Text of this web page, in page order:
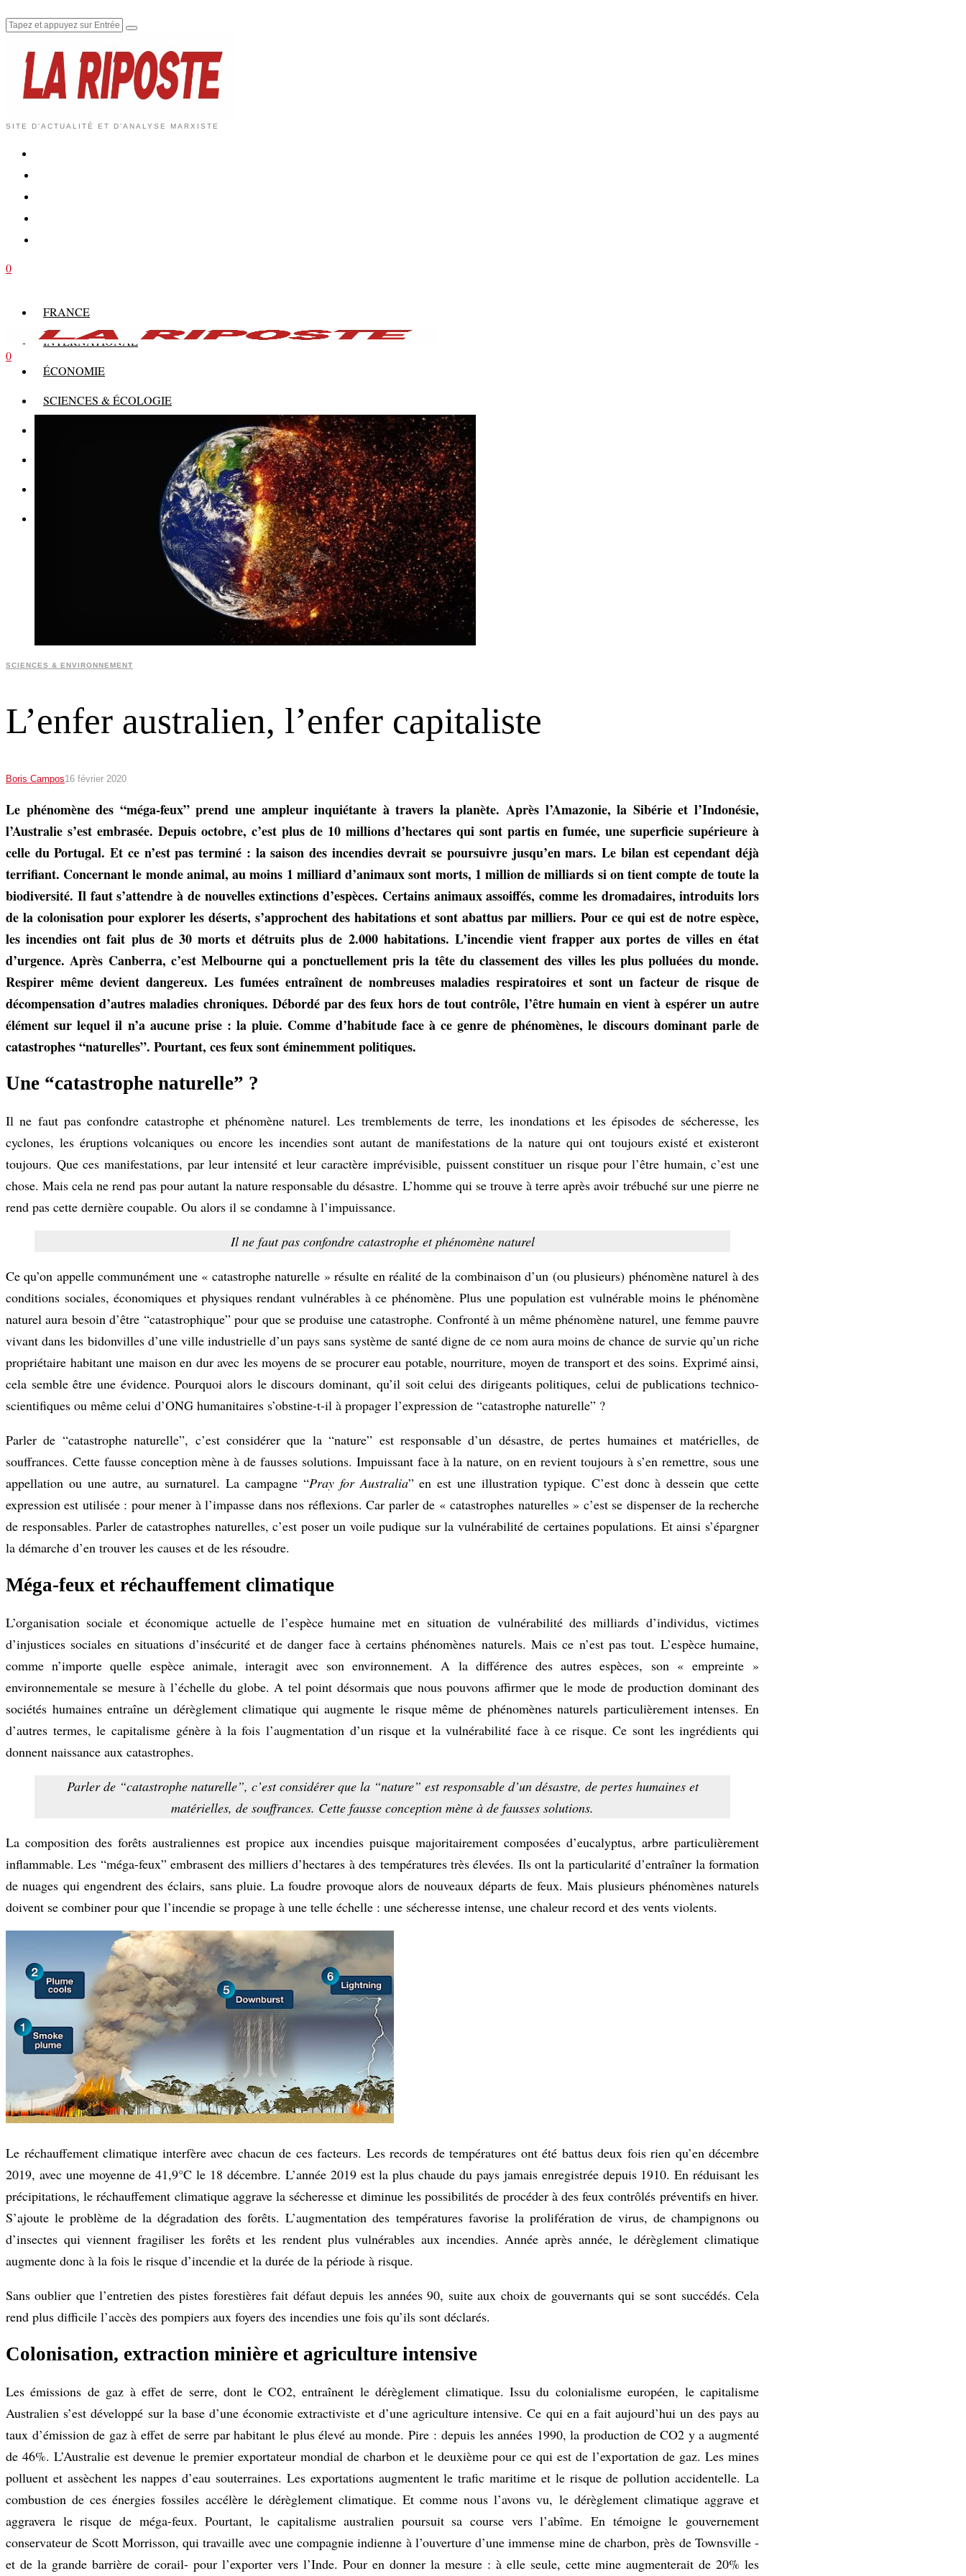
SITE D'ACTUALITÉ ET D'ANALYSE MARXISTE
0
FRANCE
INTERNATIONAL
ÉCONOMIE
SCIENCES & ÉCOLOGIE
0
SCIENCES & ENVIRONNEMENT
L’enfer australien, l’enfer capitaliste
Boris Campos16 février 2020
Le phénomène des “méga-feux” prend une ampleur inquiétante à travers la planète. Après l’Amazonie, la Sibérie et l’Indonésie,
l’Australie s’est embrasée. Depuis octobre, c’est plus de 10 millions d’hectares qui sont partis en fumée, une superficie supérieure à
celle du Portugal. Et ce n’est pas terminé : la saison des incendies devrait se poursuivre jusqu’en mars. Le bilan est cependant déjà
terrifiant. Concernant le monde animal, au moins 1 milliard d’animaux sont morts, 1 million de milliards si on tient compte de toute la
biodiversité. Il faut s’attendre à de nouvelles extinctions d’espèces. Certains animaux assoiffés, comme les dromadaires, introduits lors
de la colonisation pour explorer les déserts, s’approchent des habitations et sont abattus par milliers. Pour ce qui est de notre espèce,
les incendies ont fait plus de 30 morts et détruits plus de 2.000 habitations. L’incendie vient frapper aux portes de villes en état
d’urgence. Après Canberra, c’est Melbourne qui a ponctuellement pris la tête du classement des villes les plus polluées du monde.
Respirer même devient dangereux. Les fumées entraînent de nombreuses maladies respiratoires et sont un facteur de risque de
décompensation d’autres maladies chroniques. Débordé par des feux hors de tout contrôle, l’être humain en vient à espérer un autre
élément sur lequel il n’a aucune prise : la pluie. Comme d’habitude face à ce genre de phénomènes, le discours dominant parle de
catastrophes “naturelles”. Pourtant, ces feux sont éminemment politiques.
Une “catastrophe naturelle” ?
Il ne faut pas confondre catastrophe et phénomène naturel. Les tremblements de terre, les inondations et les épisodes de sécheresse, les
cyclones, les éruptions volcaniques ou encore les incendies sont autant de manifestations de la nature qui ont toujours existé et existeront
toujours. Que ces manifestations, par leur intensité et leur caractère imprévisible, puissent constituer un risque pour l’être humain, c’est une
chose. Mais cela ne rend pas pour autant la nature responsable du désastre. L’homme qui se trouve à terre après avoir trébuché sur une pierre ne
rend pas cette dernière coupable. Ou alors il se condamne à l’impuissance.
Il ne faut pas confondre catastrophe et phénomène naturel
Ce qu’on appelle communément une « catastrophe naturelle » résulte en réalité de la combinaison d’un (ou plusieurs) phénomène naturel à des
conditions sociales, économiques et physiques rendant vulnérables à ce phénomène. Plus une population est vulnérable moins le phénomène
naturel aura besoin d’être “catastrophique” pour que se produise une catastrophe. Confronté à un même phénomène naturel, une femme pauvre
vivant dans les bidonvilles d’une ville industrielle d’un pays sans système de santé digne de ce nom aura moins de chance de survie qu’un riche
propriétaire habitant une maison en dur avec les moyens de se procurer eau potable, nourriture, moyen de transport et des soins. Exprimé ainsi,
cela semble être une évidence. Pourquoi alors le discours dominant, qu’il soit celui des dirigeants politiques, celui de publications technico-
scientifiques ou même celui d’ONG humanitaires s’obstine-t-il à propager l’expression de “catastrophe naturelle” ?
Parler de “catastrophe naturelle”, c’est considérer que la “nature” est responsable d’un désastre, de pertes humaines et matérielles, de
souffrances. Cette fausse conception mène à de fausses solutions. Impuissant face à la nature, on en revient toujours à s’en remettre, sous une
appellation ou une autre, au surnaturel. La campagne “Pray for Australia” en est une illustration typique. C’est donc à dessein que cette
expression est utilisée : pour mener à l’impasse dans nos réflexions. Car parler de « catastrophes naturelles » c’est se dispenser de la recherche
de responsables. Parler de catastrophes naturelles, c’est poser un voile pudique sur la vulnérabilité de certaines populations. Et ainsi s’épargner
la démarche d’en trouver les causes et de les résoudre.
Méga-feux et réchauffement climatique
L’organisation sociale et économique actuelle de l’espèce humaine met en situation de vulnérabilité des milliards d’individus, victimes
d’injustices sociales en situations d’insécurité et de danger face à certains phénomènes naturels. Mais ce n’est pas tout. L’espèce humaine,
comme n’importe quelle espèce animale, interagit avec son environnement. A la différence des autres espèces, son « empreinte »
environnementale se mesure à l’échelle du globe. A tel point désormais que nous pouvons affirmer que le mode de production dominant des
sociétés humaines entraîne un dérèglement climatique qui augmente le risque même de phénomènes naturels particulièrement intenses. En
d’autres termes, le capitalisme génère à la fois l’augmentation d’un risque et la vulnérabilité face à ce risque. Ce sont les ingrédients qui
donnent naissance aux catastrophes.
Parler de “catastrophe naturelle”, c’est considérer que la “nature” est responsable d’un désastre, de pertes humaines et
matérielles, de souffrances. Cette fausse conception mène à de fausses solutions.
La composition des forêts australiennes est propice aux incendies puisque majoritairement composées d’eucalyptus, arbre particulièrement
inflammable. Les “méga-feux” embrasent des milliers d’hectares à des températures très élevées. Ils ont la particularité d’entraîner la formation
de nuages qui engendrent des éclairs, sans pluie. La foudre provoque alors de nouveaux départs de feux. Mais plusieurs phénomènes naturels
doivent se combiner pour que l’incendie se propage à une telle échelle : une sécheresse intense, une chaleur record et des vents violents.
Le réchauffement climatique interfère avec chacun de ces facteurs. Les records de températures ont été battus deux fois rien qu’en décembre
2019, avec une moyenne de 41,9°C le 18 décembre. L’année 2019 est la plus chaude du pays jamais enregistrée depuis 1910. En réduisant les
précipitations, le réchauffement climatique aggrave la sécheresse et diminue les possibilités de procéder à des feux contrôlés préventifs en hiver.
S’ajoute le problème de la dégradation des forêts. L’augmentation des températures favorise la prolifération de virus, de champignons ou
d’insectes qui viennent fragiliser les forêts et les rendent plus vulnérables aux incendies. Année après année, le dérèglement climatique
augmente donc à la fois le risque d’incendie et la durée de la période à risque.
Sans oublier que l’entretien des pistes forestières fait défaut depuis les années 90, suite aux choix de gouvernants qui se sont succédés. Cela
rend plus difficile l’accès des pompiers aux foyers des incendies une fois qu’ils sont déclarés.
Colonisation, extraction minière et agriculture intensive
Les émissions de gaz à effet de serre, dont le CO2, entraînent le dérèglement climatique. Issu du colonialisme européen, le capitalisme
Australien s’est développé sur la base d’une économie extractiviste et d’une agriculture intensive. Ce qui en a fait aujourd’hui un des pays au
taux d’émission de gaz à effet de serre par habitant le plus élevé au monde. Pire : depuis les années 1990, la production de CO2 y a augmenté
de 46%. L’Australie est devenue le premier exportateur mondial de charbon et le deuxième pour ce qui est de l’exportation de gaz. Les mines
polluent et assèchent les nappes d’eau souterraines. Les exportations augmentent le trafic maritime et le risque de pollution accidentelle. La
combustion de ces énergies fossiles accélère le dérèglement climatique. Et comme nous l’avons vu, le dérèglement climatique aggrave et
aggravera le risque de méga-feux. Pourtant, le capitalisme australien poursuit sa course vers l’abîme. En témoigne le gouvernement
conservateur de Scott Morrisson, qui travaille avec une compagnie indienne à l’ouverture d’une immense mine de charbon, près de Townsville -
et de la grande barrière de corail- pour l’exporter vers l’Inde. Pour en donner la mesure : à elle seule, cette mine augmenterait de 20% les